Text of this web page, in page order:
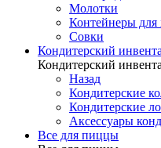
Молотки
Контейнеры для
Совки
Кондитерский
Кондитерский
Назад
Кондитерские
Кондитерские
Аксессуары
Все для пиццы